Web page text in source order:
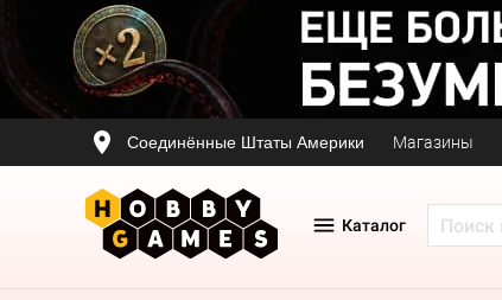
Соединённые Штаты Америки Магазины
Каталог